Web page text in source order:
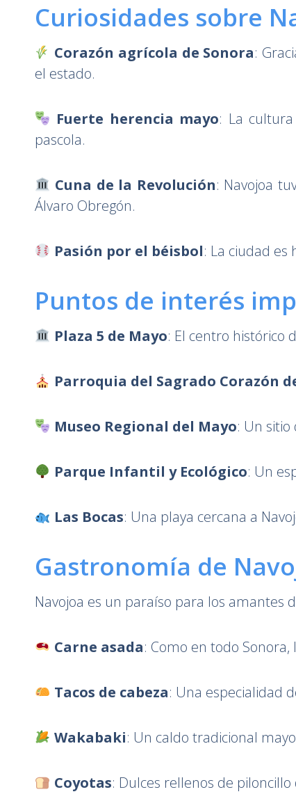
Curiosidades sobre
Corazón agrícola de Sonora:
el estado.
Fuerte herencia mayo: La
pascola.
Cuna de la Revolución: Navojoa
Álvaro Obregón.
Pasión por el béisbol: La ciudad es
Puntos de interés
Plaza 5 de Mayo: El centro histórico
Parroquia del Sagrado Corazón
Museo Regional del Mayo: Un
Parque Infantil y Ecológico: Un
Las Bocas: Una playa cercana a
Gastronomía de
Navojoa es un paraíso para los amantes
Carne asada: Como en todo
Tacos de cabeza: Una especialidad
Wakabaki: Un caldo tradicional
Coyotas: Dulces rellenos de